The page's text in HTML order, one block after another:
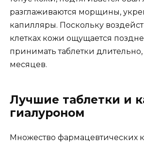
разглаживаются морщины,
капилляры. Поскольку
клетках кожи ощущается
принимать таблетки
месяцев.
Лучшие таблетки и
гиалуроном
Множество фармацевтических